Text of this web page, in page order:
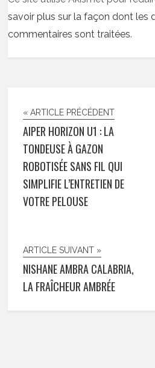
savoir plus sur la façon dont les
commentaires sont traitées.
« ARTICLE PRÉCÉDENT
AIPER HORIZON U1 : LA
TONDEUSE À GAZON
ROBOTISÉE SANS FIL QUI
SIMPLIFIE L’ENTRETIEN DE
VOTRE PELOUSE
ARTICLE SUIVANT »
NISHANE AMBRA CALABRIA,
LA FRAÎCHEUR AMBRÉE